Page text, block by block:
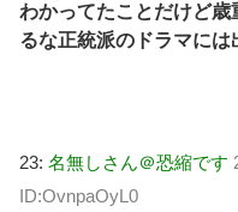
わかってたことだけど
るな正統派のドラマには
23: 名無しさん＠恐縮です
ID:OvnpaOyL0